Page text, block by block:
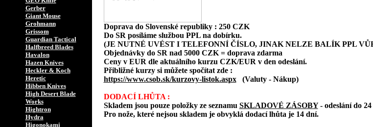
Gerber
Giant Mouse
Grohmann
Grissom
Guardian Tactical
Halfbreed Blades
Havalon
Hazen Knives
Heckler & Koch
Heretic
Hibben Knives
High Desert Blade
Works
Hightron
Hydra
Higonokami
Doprava do Slovenské republiky : 250 CZK
Do SR posíláme službou PPL na dobírku.
(JE NUTNÉ UVÉST I TELEFONNÍ ČÍSLO, JINAK NELZE BALÍK PPL
Objednávky do SR nad 5000 CZK = doprava zdarma
Ceny v EUR dle aktuálního kurzu CZK/EUR v den odeslání.
Přibližné kurzy si můžete spočítat zde :
https://www.csob.sk/kurzovy-listok.aspx
(Valuty - Nákup)
DODACÍ LHŮTA :
Skladem jsou pouze položky ze seznamu SKLADOVÉ ZÁSOBY - odeslání do
Pro nože, které nejsou skladem je obvyklá dodací lhůta je 14 dní.